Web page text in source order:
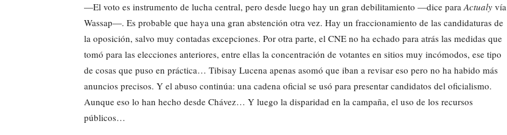
—El voto es instrumento de lucha central, pero desde luego hay un gran debilitamiento —dice paraActualy vía
Wassap—. Es probable que haya una gran abstención otra vez. Hay un fraccionamiento de las candidaturas de
la oposición, salvo muy contadas excepciones. Por otra parte, el CNE no ha echado para atrás las medidas que
tomó para las elecciones anteriores, entre ellas la concentración de votantes en sitios muy incómodos, ese tipo
de cosas que puso en práctica… Tibisay Lucena apenas asomó que iban a revisar eso pero no ha habido más
anuncios precisos. Y el abuso continúa: una cadena oficial se usó para presentar candidatos del oficialismo.
Aunque eso lo han hecho desde Chávez… Y luego la disparidad en la campaña, el uso de los recursos
públicos…